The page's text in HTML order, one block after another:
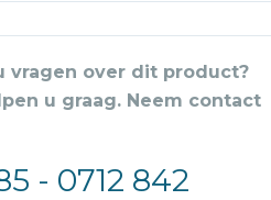
vragen over dit product?
u graag. Neem contact
- 0712 842